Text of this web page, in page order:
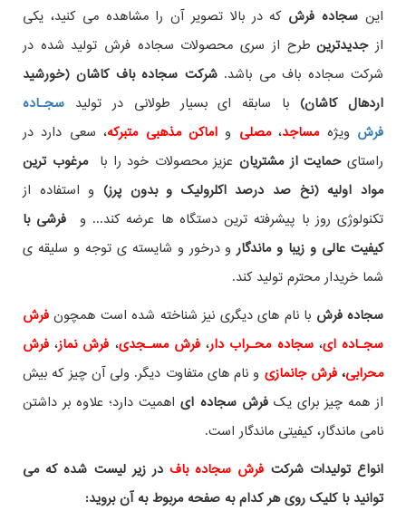
این سجاده فرش که در بالا تصویر آن را مشاهده می کنید، یکی
ازجدیدترینطرح از سری محصولات سجاده فرش تولید شده در
شرکت سجاده باف می باشد.شرکت سجاده باف کاشان (خورشید
اردهال کاشان)با سابقه ای بسیار طولانی در تولید سجـاده
فرش ویژهمساجد،مصلی و اماکن مذهبی متبرکه، سعی دارد در
راستایحمایت از مشتریانعزیز محصولات خود را بامرغوب ترین
مواد اولیه (نخ صد درصد اکلرولیک و بدون پرز) و استفاده از
تکنولوژی روز با پیشرفته ترین دستگاه ها عرضه کند... و فرشی با
کیفیت عالی و زیبا و ماندگارو درخور و شایسته ی توجه و سلیقه ی
شما خریدار محترم تولید کند.
سجاده فرش با نام های دیگری نیز شناخته شده است همچونفرش
سجـاده ای، سجاده محـراب دار،فرش مسـجدی، فرش نماز، فرش
محرابی، فرش جانمازی و نام های متفاوت دیگر. ولی آن چیز که بیش
از همه چیز برای یکفرش سجاده ایاهمیت دارد؛ علاوه بر داشتن
نامی ماندگار، کیفیتی ماندگار است.
انواع تولیدات شرکت فرش سجاده بافدر زیر لیست شده که می
توانید با کلیک روی هر کدام به صفحه مربوط به آن بروید: